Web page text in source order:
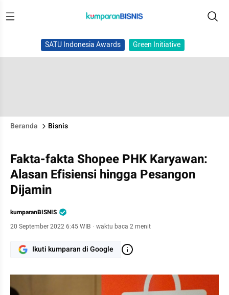
SATU Indonesia Awards Green Initiative
Beranda Bisnis
Fakta-fakta Shopee PHK Karyawan:
Alasan Efisiensi hingga Pesangon
Dijamin
kumparanBISNIS
20 September 2022 6:45 WIB · waktu baca 2 menit
Ikuti kumparan di Google